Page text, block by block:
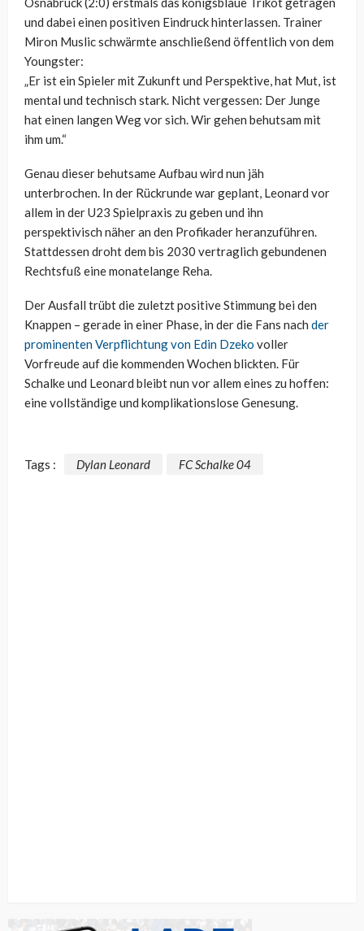
und dabei einen positiven Eindruck hinterlassen. Trainer
Miron Muslic schwärmte anschließend öffentlich von dem
Youngster:
„Er ist ein Spieler mit Zukunft und Perspektive, hat Mut, ist
mental und technisch stark. Nicht vergessen: Der Junge
hat einen langen Weg vor sich. Wir gehen behutsam mit
ihm um.“
Genau dieser behutsame Aufbau wird nun jäh
unterbrochen. In der Rückrunde war geplant, Leonard vor
allem in der U23 Spielpraxis zu geben und ihn
perspektivisch näher an den Profikader heranzuführen.
Stattdessen droht dem bis 2030 vertraglich gebundenen
Rechtsfuß eine monatelange Reha.
Der Ausfall trübt die zuletzt positive Stimmung bei den
Knappen – gerade in einer Phase, in der die Fans nach der
prominenten Verpflichtung von Edin Dzeko voller
Vorfreude auf die kommenden Wochen blickten. Für
Schalke und Leonard bleibt nun vor allem eines zu hoffen:
eine vollständige und komplikationslose Genesung.
Tags : Dylan Leonard FC Schalke 04